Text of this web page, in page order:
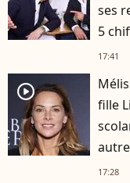
ses
5
17:41
player2
fille
17:28